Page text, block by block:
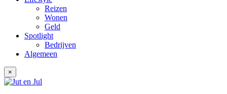
Reizen
Wonen
Geld
Spotlight
Bedrijven
Algemeen
×